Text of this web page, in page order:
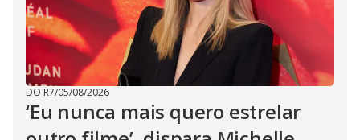
DO R7/05/08/2026
‘Eu nunca mais quero estrelar